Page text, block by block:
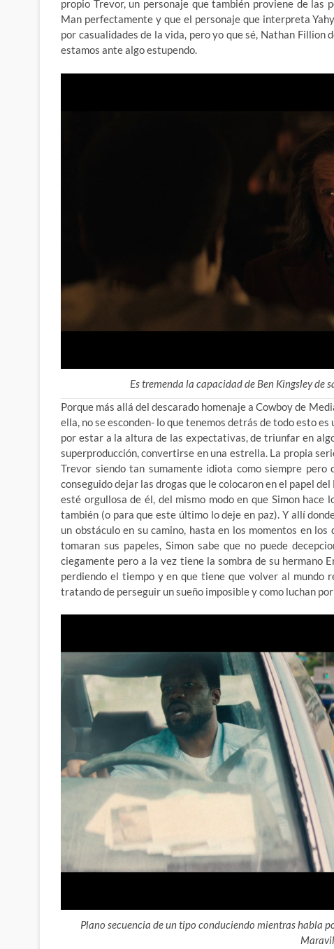
propio Trevor, un personaje que también proviene de las
Man perfectamente y que el personaje que interpreta
por casualidades de la vida, pero yo que sé, Nathan Fillion
estamos ante algo estupendo.
Es tremenda la capacidad de Ben Kingsley de
Porque más allá del descarado homenaje a Cowboy de
ella, no se esconden- lo que tenemos detrás de todo esto
por estar a la altura de las expectativas, de triunfar en
superproducción, convertirse en una estrella. La propia
Trevor siendo tan sumamente idiota como siempre
conseguido dejar las drogas que le colocaron en el papel
esté orgullosa de él, del mismo modo en que Simon
también (o para que este último lo deje en paz). Y allí
un obstáculo en su camino, hasta en los momentos en
tomaran sus papeles, Simon sabe que no puede
ciegamente pero a la vez tiene la sombra de su hermano
perdiendo el tiempo y en que tiene que volver al mundo
tratando de perseguir un sueño imposible y como luchan
Plano secuencia de un tipo conduciendo mientras habla